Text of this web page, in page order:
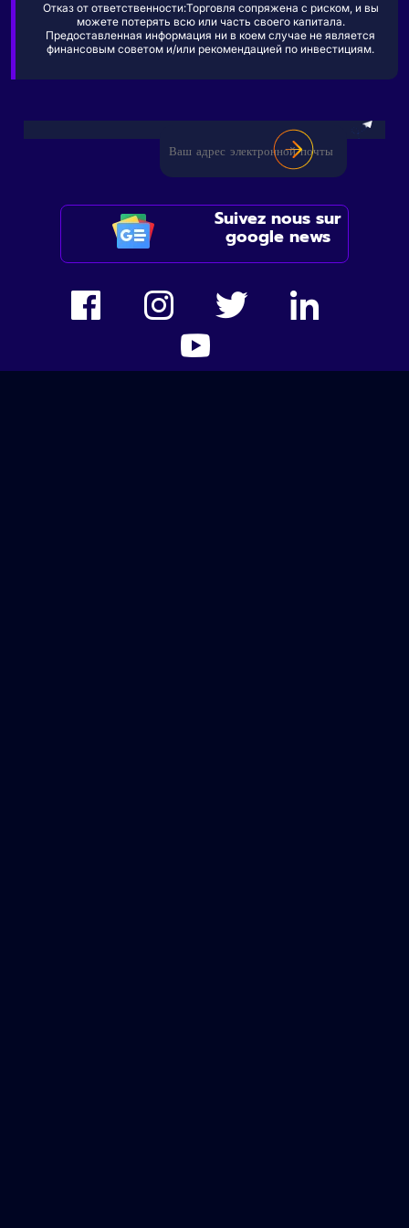
Отказ от ответственности:Торговля сопряжена с риском, и вы
можете потерять всю или часть своего капитала.
Предоставленная информация ни в коем случае не является
финансовым советом и/или рекомендацией по инвестициям.
Suivez nous sur
google news